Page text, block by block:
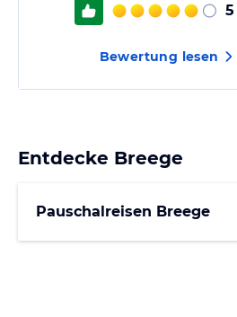
5
Bewertung lesen
Entdecke Breege
Pauschalreisen Breege